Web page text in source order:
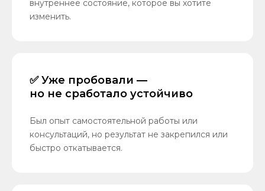
внутреннее состояние, которое вы хотите
изменить.
✅ Уже пробовали —
но не сработало устойчиво
Был опыт самостоятельной работы или
консультаций, но результат не закрепился или
быстро откатывается.